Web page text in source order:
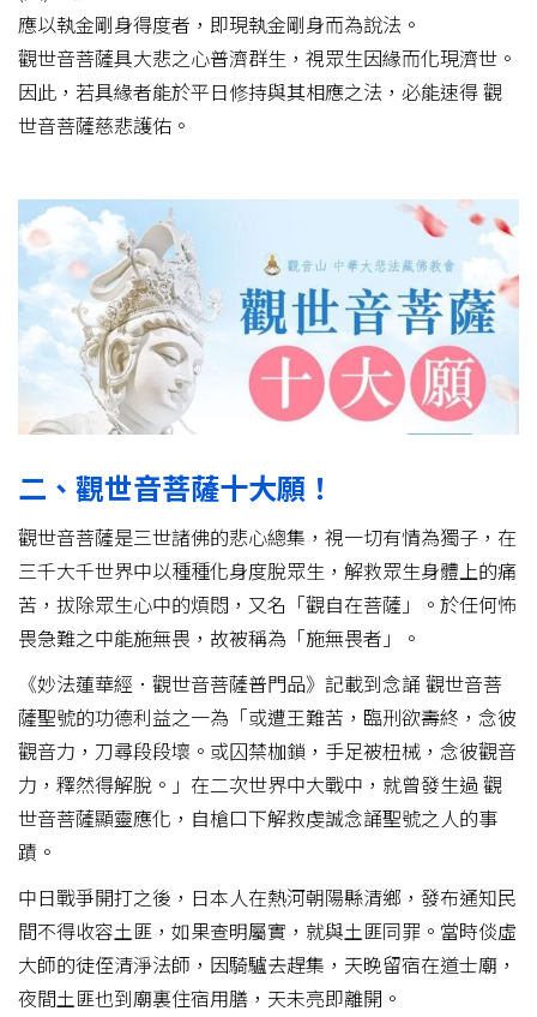
應以執金剛身得度者，即現執金剛身而為說法。
觀世音菩薩具大悲之心普濟群生，視眾生因緣而化現濟世。
因此，若具緣者能於平日修持與其相應之法，必能速得 觀
世音菩薩慈悲護佑。
二、觀世音菩薩十大願！
觀世音菩薩是三世諸佛的悲心總集，視一切有情為獨子，在
三千大千世界中以種種化身度脫眾生，解救眾生身體上的痛
苦，拔除眾生心中的煩悶，又名「觀自在菩薩」。於任何怖
畏急難之中能施無畏，故被稱為「施無畏者」。
《妙法蓮華經．觀世音菩薩普門品》記載到念誦 觀世音菩
薩聖號的功德利益之一為「或遭王難苦，臨刑欲壽終，念彼
觀音力，刀尋段段壞。或囚禁枷鎖，手足被杻械，念彼觀音
力，釋然得解脫。」在二次世界中大戰中，就曾發生過 觀
世音菩薩顯靈應化，自槍口下解救虔誠念誦聖號之人的事
蹟。
中日戰爭開打之後，日本人在熱河朝陽縣清鄉，發布通知民
間不得收容土匪，如果查明屬實，就與土匪同罪。當時倓虛
大師的徒侄清淨法師，因騎驢去趕集，天晚留宿在道士廟，
夜間土匪也到廟裏住宿用膳，天未亮即離開。